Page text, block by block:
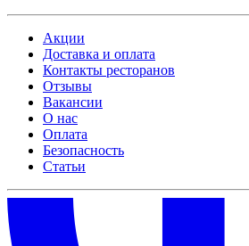
Акции
Доставка и оплата
Контакты ресторанов
Отзывы
Вакансии
О нас
Оплата
Безопасность
Статьи